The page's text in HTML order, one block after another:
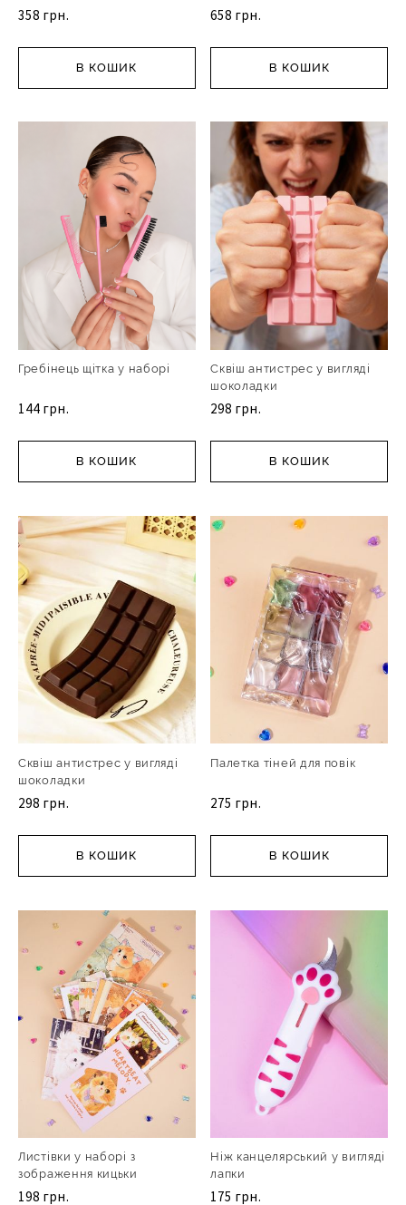
358 грн.
В КОШИК
658 грн.
В КОШИК
Гребінець щітка у наборі
144 грн.
В КОШИК
Сквіш антистрес у вигляді
шоколадки
298 грн.
В КОШИК
Сквіш антистрес у вигляді
шоколадки
298 грн.
В КОШИК
Палетка тіней для повік
275 грн.
В КОШИК
Листівки у наборі з
зображення кицьки
198 грн.
Ніж канцелярський у вигляді
лапки
175 грн.